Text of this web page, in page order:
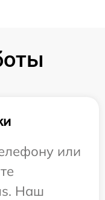
или
Наш